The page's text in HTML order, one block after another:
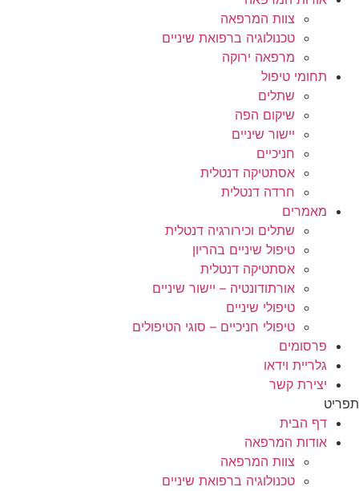
צוות המרפאה
טכנולוגיה ברפואת שיניים
מרפאה ירוקה
תחומי טיפול
שתלים
שיקום הפה
יישור שיניים
חניכיים
אסתטיקה דנטלית
חרדה דנטלית
מאמרים
שתלים וכירורגיה דנטלית
טיפול שיניים בהריון
אסתטיקה דנטלית
אורתודונטיה – יישור שיניים
טיפולי שיניים
טיפולי חניכיים – סוגי הטיפולים
פרסומים
גלריית וידאו
יצירת קשר
תפריט
דף הבית
אודות המרפאה
צוות המרפאה
טכנולוגיה ברפואת שיניים